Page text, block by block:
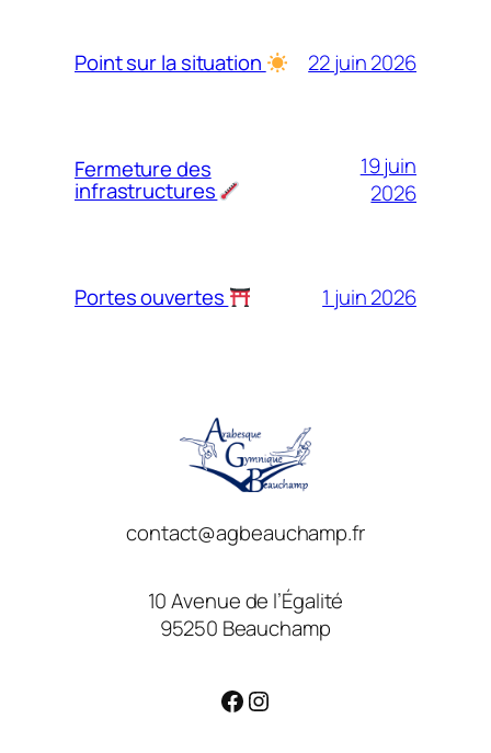
Point sur la situation 22 juin 2026
Fermeture des
infrastructures
19 juin
2026
Portes ouvertes 1 juin 2026
contact@agbeauchamp.fr
10 Avenue de l’Égalité
95250 Beauchamp
Facebook
Instagram